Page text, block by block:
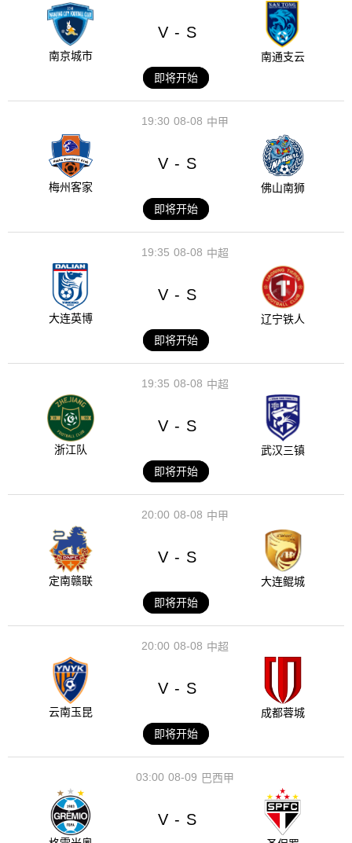
南京城市
V - S
南通支云
即将开始
08-08
19:30 中甲
梅州客家
V - S
佛山南狮
即将开始
08-08
19:35 中超
大连英博
V - S
辽宁铁人
即将开始
08-08
19:35 中超
浙江队
V - S
武汉三镇
即将开始
08-08
20:00 中甲
定南赣联
V - S
大连鲲城
即将开始
08-08
20:00 中超
云南玉昆
V - S
成都蓉城
即将开始
08-09
03:00 巴西甲
V - S